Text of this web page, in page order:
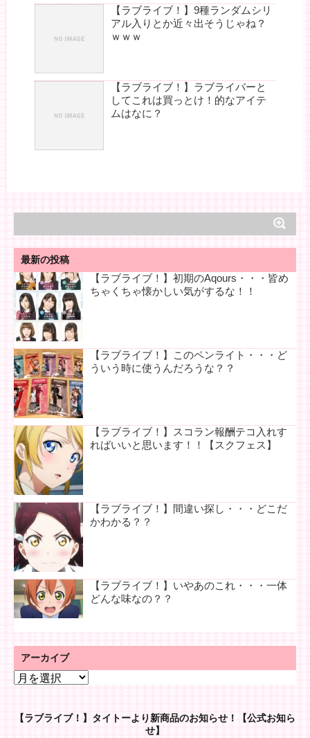
【ラブライブ！】9種ランダムシリ
アル入りとか近々出そうじゃね？
ｗｗｗ
【ラブライブ！】ラブライバーと
してこれは買っとけ！的なアイテ
ムはなに？
最新の投稿
【ラブライブ！】初期のAqours・・・皆め
ちゃくちゃ懐かしい気がするな！！
【ラブライブ！】このペンライト・・・ど
ういう時に使うんだろうな？？
【ラブライブ！】スコラン報酬テコ入れす
ればいいと思います！！【スクフェス】
【ラブライブ！】間違い探し・・・どこだ
かわかる？？
【ラブライブ！】いやあのこれ・・・一体
どんな味なの？？
アーカイブ
ア
イ【ラブライブ！】タイトーより新商品のお知らせ！【公式お知ら
せ】